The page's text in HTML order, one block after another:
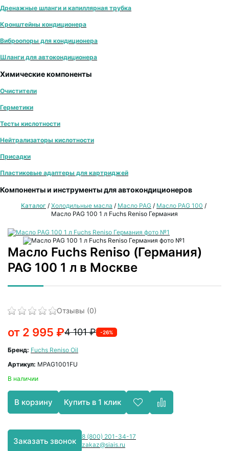
Дренажные шланги и капиллярная трубка
Кронштейны кондиционера
Виброопоры для кондиционера
Шланги для автокондиционера
Химические компоненты
Очистители
Герметики
Тесты кислотности
Нейтрализаторы кислотности
Присадки
Пластиковые адаптеры для картриджей
Компоненты и инструменты для автокондиционеров
Каталог / Холодильные масла / Масло PAG / Масло PAG 100 /
Масло PAG 100 1 л Fuchs Reniso Германия
Масло Fuchs Reniso (Германия)
PAG 100 1 л в Москве
Отзывы (0)
4 101 ₽
от 2 995 ₽ -26%
Бренд: Fuchs Reniso Oil
Артикул: MPAG1001FU
В наличии
В корзину Купить в 1 клик
Заказать звонок
8 (800) 201-34-17
zakaz@siais.ru